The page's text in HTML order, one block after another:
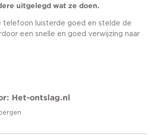
uitgelegd wat ze doen.
telefoon luisterde goed en stelde de
een snelle en goed verwijzing naar
Het-ontslag.nl